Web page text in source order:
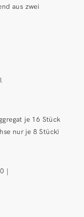
aus zwei
je 16 Stück
nur je 8 Stück)
|